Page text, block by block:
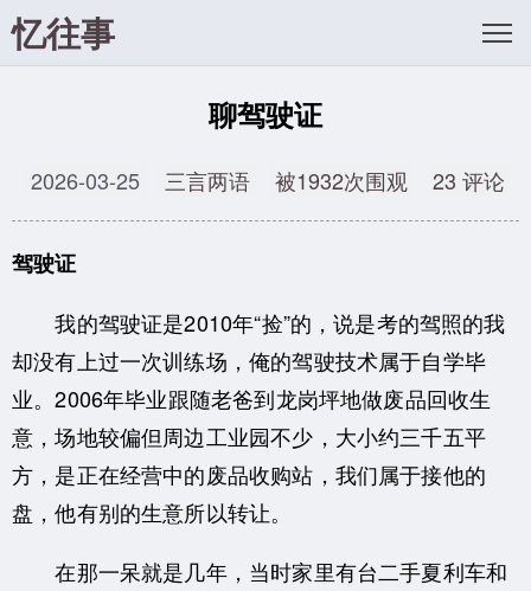
忆往事
聊驾驶证
2026-03-25 三言两语 被1932次围观 23 评论
驾驶证
我的驾驶证是2010年“捡”的，说是考的驾照的我
却没有上过一次训练场，俺的驾驶技术属于自学毕
业。2006年毕业跟随老爸到龙岗坪地做废品回收生
意，场地较偏但周边工业园不少，大小约三千五平
方，是正在经营中的废品收购站，我们属于接他的
盘，他有别的生意所以转让。
在那一呆就是几年，当时家里有台二手夏利车和